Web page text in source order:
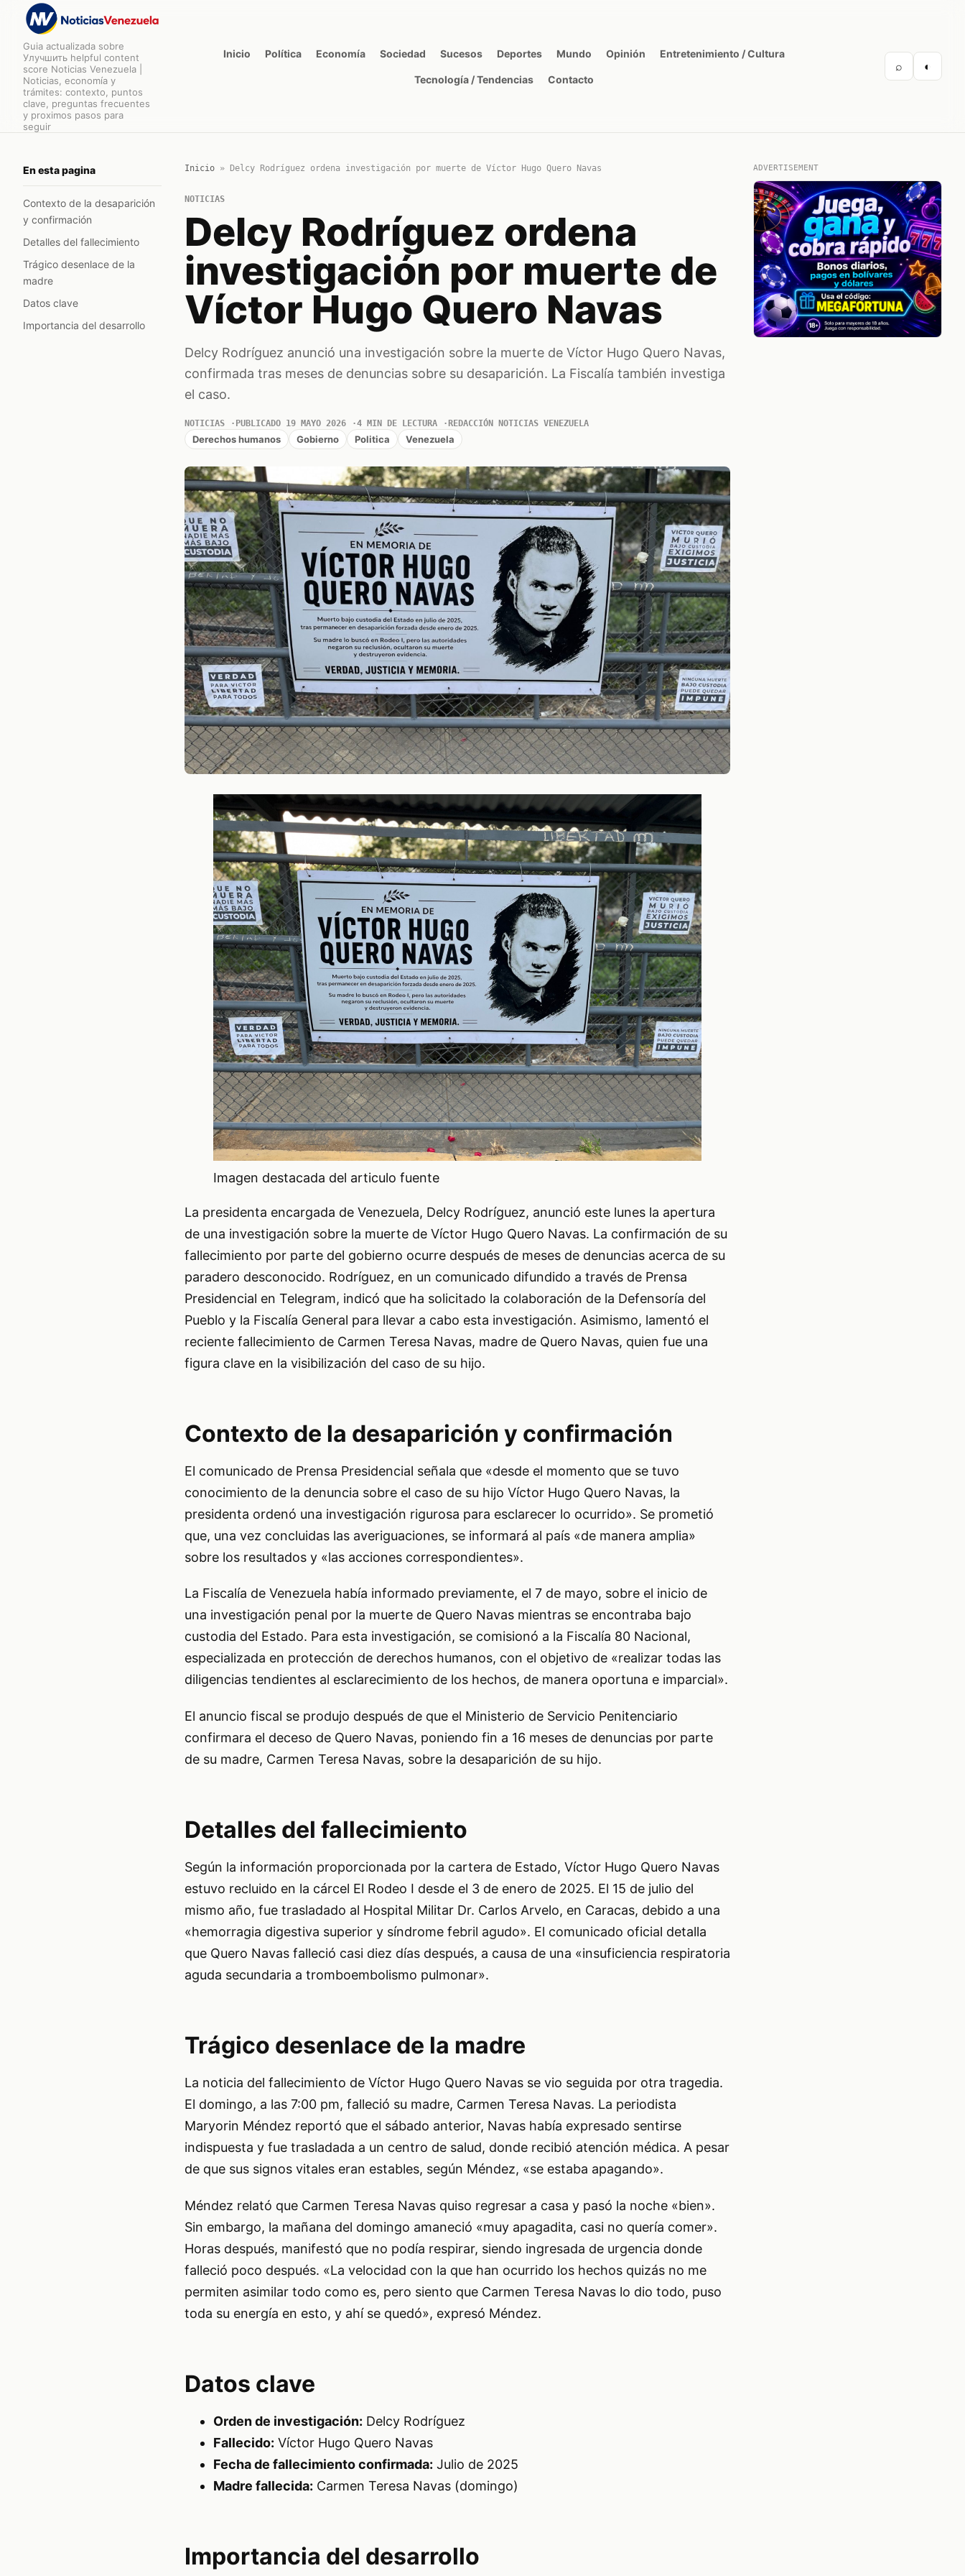
Guia actualizada sobre
Улучшить helpful content
score Noticias Venezuela |
Noticias, economía y
trámites: contexto, puntos
clave, preguntas frecuentes
y proximos pasos para
seguir
Inicio Política Economía Sociedad Sucesos Deportes Mundo Opinión Entretenimiento / Cultura
Tecnología / Tendencias Contacto
⌕ ◐
En esta pagina
Contexto de la desaparición
y confirmación
Detalles del fallecimiento
Trágico desenlace de la
madre
Datos clave
Importancia del desarrollo
Inicio» Delcy Rodríguez ordena investigación por muerte de Víctor Hugo Quero Navas
NOTICIAS
Delcy Rodríguez ordena
investigación por muerte de
Víctor Hugo Quero Navas
Delcy Rodríguez anunció una investigación sobre la muerte de Víctor Hugo Quero Navas,
confirmada tras meses de denuncias sobre su desaparición. La Fiscalía también investiga
el caso.
NOTICIAS PUBLICADO 19 MAYO 2026 4 MIN DE LECTURA REDACCIÓN NOTICIAS VENEZUELA
Derechos humanos Gobierno Politica Venezuela
Imagen destacada del articulo fuente
La presidenta encargada de Venezuela, Delcy Rodríguez, anunció este lunes la apertura
de una investigación sobre la muerte de Víctor Hugo Quero Navas. La confirmación de su
fallecimiento por parte del gobierno ocurre después de meses de denuncias acerca de su
paradero desconocido. Rodríguez, en un comunicado difundido a través de Prensa
Presidencial en Telegram, indicó que ha solicitado la colaboración de la Defensoría del
Pueblo y la Fiscalía General para llevar a cabo esta investigación. Asimismo, lamentó el
reciente fallecimiento de Carmen Teresa Navas, madre de Quero Navas, quien fue una
figura clave en la visibilización del caso de su hijo.
Contexto de la desaparición y confirmación
El comunicado de Prensa Presidencial señala que «desde el momento que se tuvo
conocimiento de la denuncia sobre el caso de su hijo Víctor Hugo Quero Navas, la
presidenta ordenó una investigación rigurosa para esclarecer lo ocurrido». Se prometió
que, una vez concluidas las averiguaciones, se informará al país «de manera amplia»
sobre los resultados y «las acciones correspondientes».
La Fiscalía de Venezuela había informado previamente, el 7 de mayo, sobre el inicio de
una investigación penal por la muerte de Quero Navas mientras se encontraba bajo
custodia del Estado. Para esta investigación, se comisionó a la Fiscalía 80 Nacional,
especializada en protección de derechos humanos, con el objetivo de «realizar todas las
diligencias tendientes al esclarecimiento de los hechos, de manera oportuna e imparcial».
El anuncio fiscal se produjo después de que el Ministerio de Servicio Penitenciario
confirmara el deceso de Quero Navas, poniendo fin a 16 meses de denuncias por parte
de su madre, Carmen Teresa Navas, sobre la desaparición de su hijo.
Detalles del fallecimiento
Según la información proporcionada por la cartera de Estado, Víctor Hugo Quero Navas
estuvo recluido en la cárcel El Rodeo I desde el 3 de enero de 2025. El 15 de julio del
mismo año, fue trasladado al Hospital Militar Dr. Carlos Arvelo, en Caracas, debido a una
«hemorragia digestiva superior y síndrome febril agudo». El comunicado oficial detalla
que Quero Navas falleció casi diez días después, a causa de una «insuficiencia respiratoria
aguda secundaria a tromboembolismo pulmonar».
Trágico desenlace de la madre
La noticia del fallecimiento de Víctor Hugo Quero Navas se vio seguida por otra tragedia.
El domingo, a las 7:00 pm, falleció su madre, Carmen Teresa Navas. La periodista
Maryorin Méndez reportó que el sábado anterior, Navas había expresado sentirse
indispuesta y fue trasladada a un centro de salud, donde recibió atención médica. A pesar
de que sus signos vitales eran estables, según Méndez, «se estaba apagando».
Méndez relató que Carmen Teresa Navas quiso regresar a casa y pasó la noche «bien».
Sin embargo, la mañana del domingo amaneció «muy apagadita, casi no quería comer».
Horas después, manifestó que no podía respirar, siendo ingresada de urgencia donde
falleció poco después. «La velocidad con la que han ocurrido los hechos quizás no me
permiten asimilar todo como es, pero siento que Carmen Teresa Navas lo dio todo, puso
toda su energía en esto, y ahí se quedó», expresó Méndez.
Datos clave
Orden de investigación: Delcy Rodríguez
Fallecido: Víctor Hugo Quero Navas
Fecha de fallecimiento confirmada: Julio de 2025
Madre fallecida: Carmen Teresa Navas (domingo)
Importancia del desarrollo
ADVERTISEMENT